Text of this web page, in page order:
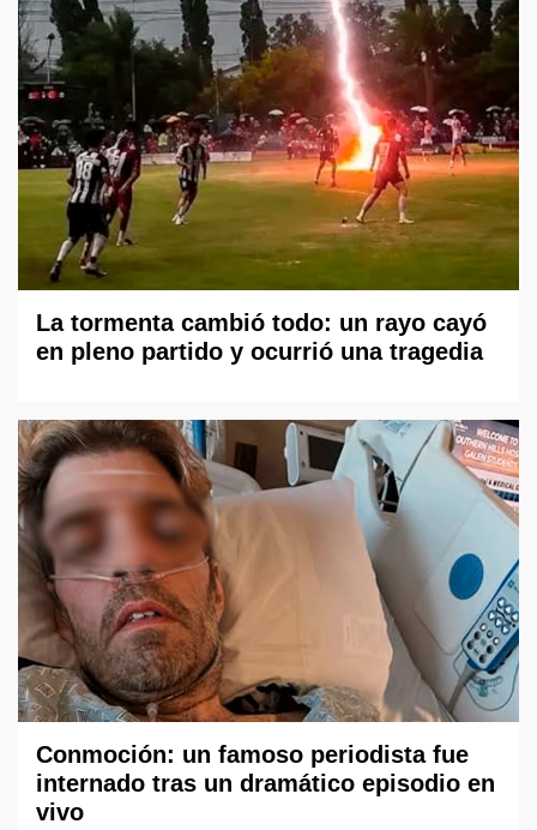
La tormenta cambió todo: un rayo cayó
en pleno partido y ocurrió una tragedia
Conmoción: un famoso periodista fue
internado tras un dramático episodio en
vivo